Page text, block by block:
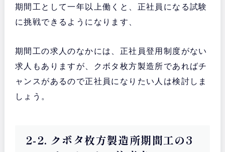
期間工として一年以上働くと、正社員になる試験
に挑戦できるようになります、
期間工の求人のなかには、正社員登用制度がない
求人もありますが、クボタ枚方製造所であればチ
ャンスがあるので正社員になりたい人は検討しま
しょう。
2-2. クボタ枚方製造所期間工の3